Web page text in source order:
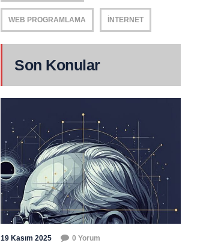
WEB PROGRAMLAMA İNTERNET
Son Konular
19 Kasım 2025 0 Yorum